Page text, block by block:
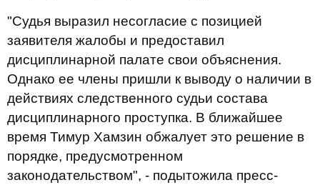
"Судья выразил несогласие с позицией
заявителя жалобы и предоставил
дисциплинарной палате свои объяснения.
Однако ее члены пришли к выводу о наличии в
действиях следственного судьи состава
дисциплинарного проступка. В ближайшее
время Тимур Хамзин обжалует это решение в
порядке, предусмотренном
законодательством", - подытожила пресс-